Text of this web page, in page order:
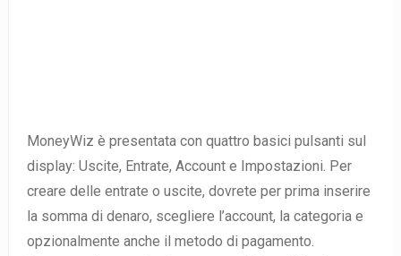
MoneyWiz è presentata con quattro basici pulsanti sul
display: Uscite, Entrate, Account e Impostazioni. Per
creare delle entrate o uscite, dovrete per prima inserire
la somma di denaro, scegliere l’account, la categoria e
opzionalmente anche il metodo di pagamento.